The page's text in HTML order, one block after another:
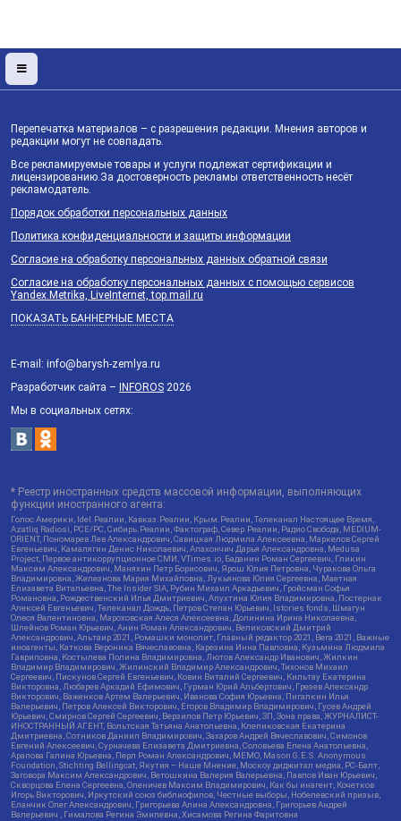
Перепечатка материалов – с разрешения редакции. Мнения авторов и
редакции могут не совпадать.
Все рекламируемые товары и услуги подлежат сертификации и
лицензированию.За достоверность рекламы ответственность несёт
рекламодатель.
Порядок обработки персональных данных
Политика конфиденциальности и защиты информации
Согласие на обработку персональных данных обратной связи
Согласие на обработку персональных данных с помощью сервисов
Yandex.Metrika, LiveInternet, top.mail.ru
ПОКАЗАТЬ БАННЕРНЫЕ МЕСТА
E-mail: info@barysh-zemlya.ru
Разработчик сайта – INFOROS 2026
Мы в социальных сетях:
* Реестр иностранных средств массовой информации, выполняющих
функции иностранного агента:
Голос Америки, Idel.Реалии, Кавказ.Реалии, Крым.Реалии, Телеканал Настоящее Время,
Azatliq Radiosi, PCE/PC, Сибирь.Реалии, Фактограф, Север.Реалии, Радио Свобода, MEDIUM-
ORIENT, Пономарев Лев Александрович, Савицкая Людмила Алексеевна, Маркелов Сергей
Евгеньевич, Камалягин Денис Николаевич, Апахончич Дарья Александровна, Medusa
Project, Первое антикоррупционное СМИ, VTimes.io, Баданин Роман Сергеевич, Гликин
Максим Александрович, Маняхин Петр Борисович, Ярош Юлия Петровна, Чуракова Ольга
Владимировна, Железнова Мария Михайловна, Лукьянова Юлия Сергеевна, Маетная
Елизавета Витальевна, The Insider SIA, Рубин Михаил Аркадьевич, Гройсман Софья
Романовна, Рождественский Илья Дмитриевич, Апухтина Юлия Владимировна, Постернак
Алексей Евгеньевич, Телеканал Дождь, Петров Степан Юрьевич, Istories fonds, Шмагун
Олеся Валентиновна, Мароховская Алеся Алексеевна, Долинина Ирина Николаевна,
Шлейнов Роман Юрьевич, Анин Роман Александрович, Великовский Дмитрий
Александрович, Альтаир 2021, Ромашки монолит, Главный редактор 2021, Вега 2021, Важные
иноагенты, Каткова Вероника Вячеславовна, Карезина Инна Павловна, Кузьмина Людмила
Гавриловна, Костылева Полина Владимировна, Лютов Александр Иванович, Жилкин
Владимир Владимирович, Жилинский Владимир Александрович, Тихонов Михаил
Сергеевич, Пискунов Сергей Евгеньевич, Ковин Виталий Сергеевич, Кильтау Екатерина
Викторовна, Любарев Аркадий Ефимович, Гурман Юрий Альбертович, Грезев Александр
Викторович, Важенков Артем Валерьевич, Иванова София Юрьевна, Пигалкин Илья
Валерьевич, Петров Алексей Викторович, Егоров Владимир Владимирович, Гусев Андрей
Юрьевич, Смирнов Сергей Сергеевич, Верзилов Петр Юрьевич, ЗП, Зона права, ЖУРНАЛИСТ-
ИНОСТРАННЫЙ АГЕНТ, Вольтская Татьяна Анатольевна, Клепиковская Екатерина
Дмитриевна, Сотников Даниил Владимирович, Захаров Андрей Вячеславович, Симонов
Евгений Алексеевич, Сурначева Елизавета Дмитриевна, Соловьева Елена Анатольевна,
Арапова Галина Юрьевна, Перл Роман Александрович, МЕМО, Mason G.E.S. Anonymous
Foundation, Stichting Bellingcat, Якутия – Наше Мнение, Москоу диджитал медиа, РС-Балт,
Заговора Максим Александрович, Ветошкина Валерия Валерьевна, Павлов Иван Юрьевич,
Скворцова Елена Сергеевна, Оленичев Максим Владимирович, Как бы инагент, Кочетков
Игорь Викторович, Иркутский союз библиофилов, Честные выборы, Нобелевский призыв,
Еланчик Олег Александрович, Григорьева Алина Александровна, Григорьев Андрей
Валерьевич , Гималова Регина Эмилевна, Хисамова Регина Фаритовна